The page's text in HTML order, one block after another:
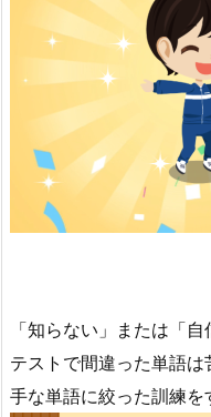
「知らない」または「
テストで間違った単語
手な単語に絞った訓練を